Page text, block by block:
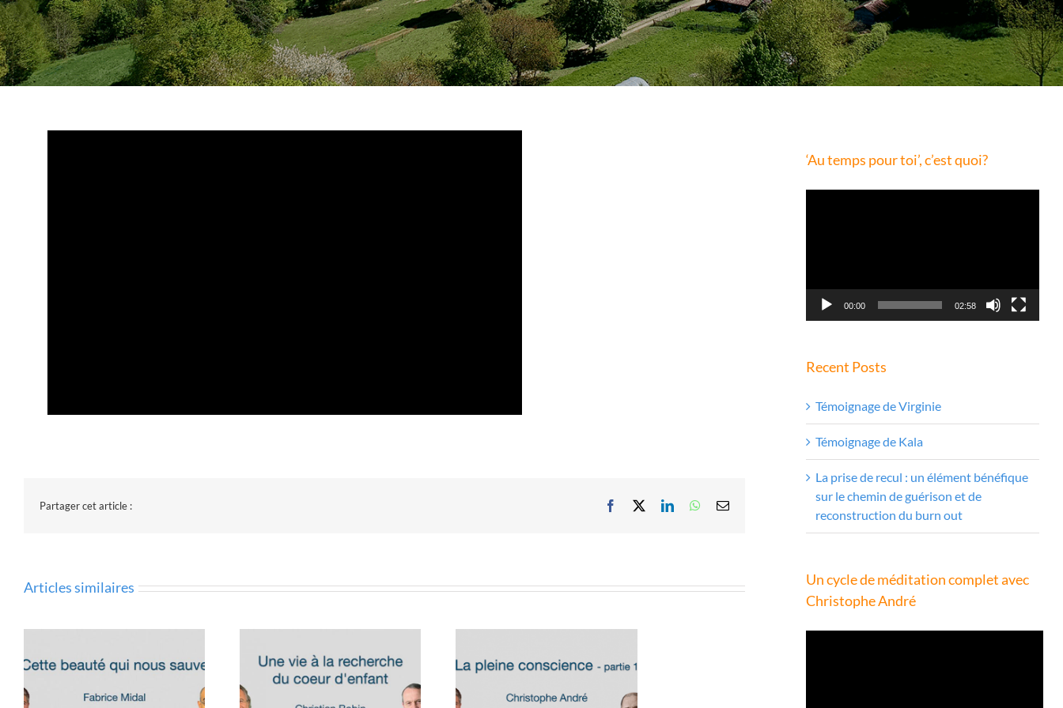
Partager cet article : Facebook
X LinkedInWhatsApp
Email
Articles similaires
‘Au temps pour toi’, c’est quoi?
00:00 02:58
Recent Posts
Témoignage de Virginie
Témoignage de Kala
La prise de recul : un élément bénéfique
sur le chemin de guérison et de
reconstruction du burn out
Un cycle de méditation complet avec
Christophe André